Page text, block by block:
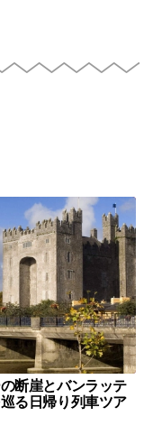
断崖とバンラッテ
る日帰り列車ツア